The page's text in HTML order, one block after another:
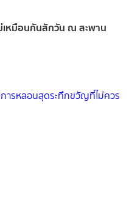
เหมือนกันสักวัน ณ สะพาน